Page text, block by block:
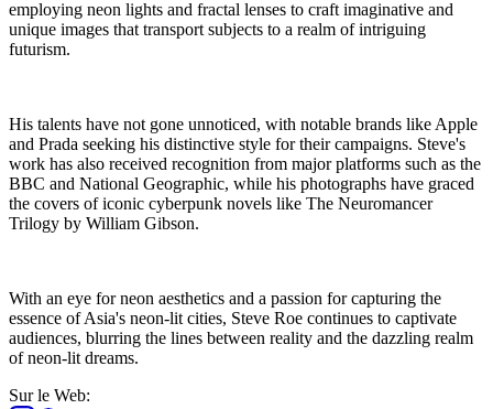
employing neon lights and fractal lenses to craft imaginative and
unique images that transport subjects to a realm of intriguing
futurism.
His talents have not gone unnoticed, with notable brands like Apple
and Prada seeking his distinctive style for their campaigns. Steve's
work has also received recognition from major platforms such as the
BBC and National Geographic, while his photographs have graced
the covers of iconic cyberpunk novels like The Neuromancer
Trilogy by William Gibson.
With an eye for neon aesthetics and a passion for capturing the
essence of Asia's neon-lit cities, Steve Roe continues to captivate
audiences, blurring the lines between reality and the dazzling realm
of neon-lit dreams.
Sur le Web: